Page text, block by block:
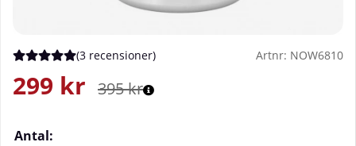
Medelbetyg 5 av 5 Antal betyg 3
(3 recensioner) Artnr: NOW6810
395kr
299 kr
Antal: